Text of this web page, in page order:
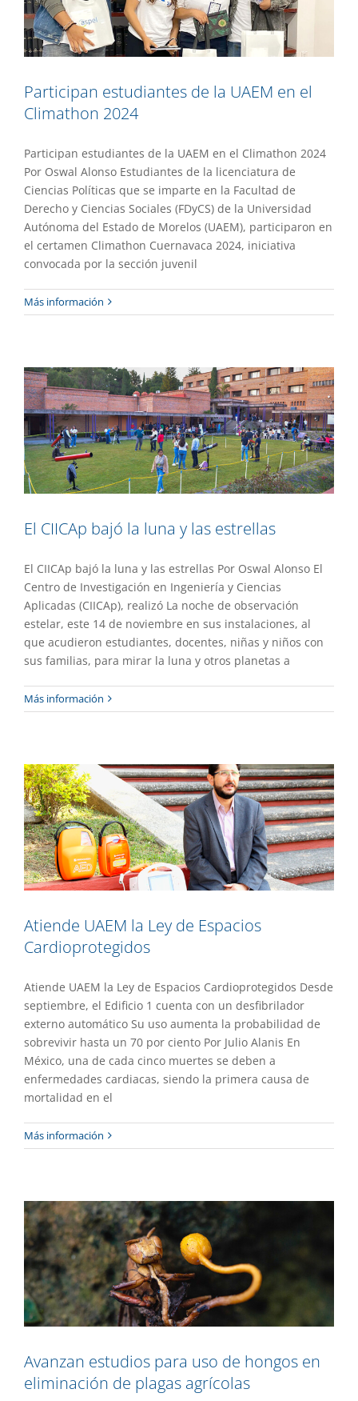
Participan estudiantes de la UAEM en el
Climathon 2024
Participan estudiantes de la UAEM en el Climathon 2024
Por Oswal Alonso Estudiantes de la licenciatura de
Ciencias Políticas que se imparte en la Facultad de
Derecho y Ciencias Sociales (FDyCS) de la Universidad
Autónoma del Estado de Morelos (UAEM), participaron en
el certamen Climathon Cuernavaca 2024, iniciativa
convocada por la sección juvenil
Más información
El CIICAp bajó la luna y las estrellas
El CIICAp bajó la luna y las estrellas
El CIICAp bajó la luna y las estrellas Por Oswal Alonso El
Centro de Investigación en Ingeniería y Ciencias
Aplicadas (CIICAp), realizó La noche de observación
estelar, este 14 de noviembre en sus instalaciones, al
que acudieron estudiantes, docentes, niñas y niños con
sus familias, para mirar la luna y otros planetas a
Más informaciónAtiende UAEM la Ley de Espacios
Atiende UAEM la Ley de Espacios
Cardioprotegidos
Atiende UAEM la Ley de Espacios Cardioprotegidos Desde
septiembre, el Edificio 1 cuenta con un desfibrilador
externo automático Su uso aumenta la probabilidad de
sobrevivir hasta un 70 por ciento Por Julio Alanis En
México, una de cada cinco muertes se deben a
enfermedades cardiacas, siendo la primera causa de
mortalidad en el
Más información
Avanzan estudios para uso de hongos
Avanzan estudios para uso de hongos en
eliminación de plagas agrícolas